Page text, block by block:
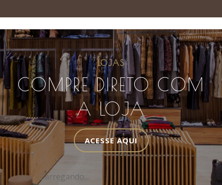
LOJAS
COMPRE DIRETO COM
A LOJA
ACESSE AQUI
Carregando...